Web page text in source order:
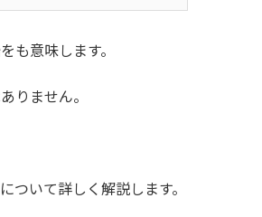
も意味します。
りません。
ついて詳しく解説します。